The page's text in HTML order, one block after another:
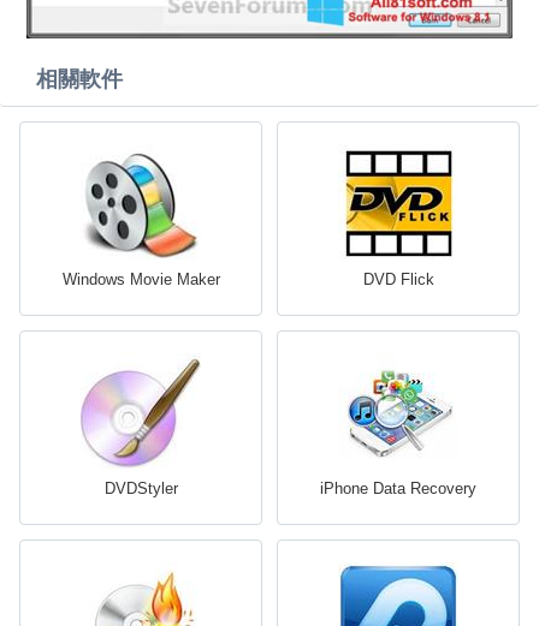
相關軟件
Windows Movie Maker DVD Flick
DVDStyler iPhone Data Recovery